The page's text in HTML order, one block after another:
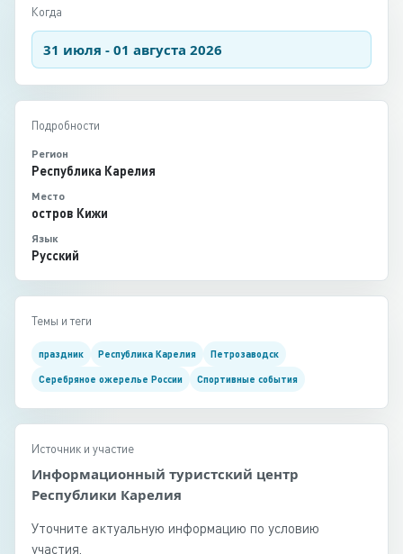
Когда
31 июля - 01 августа 2026
Подробности
Регион
Республика Карелия
Место
остров Кижи
Язык
Русский
Темы и теги
праздник Республика Карелия Петрозаводск
Серебряное ожерелье России Спортивные события
Источник и участие
Информационный туристский центр
Республики Карелия
Уточните актуальную информацию по условию
участия.